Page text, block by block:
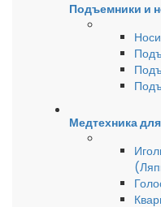
Подъемники и
Медтехника